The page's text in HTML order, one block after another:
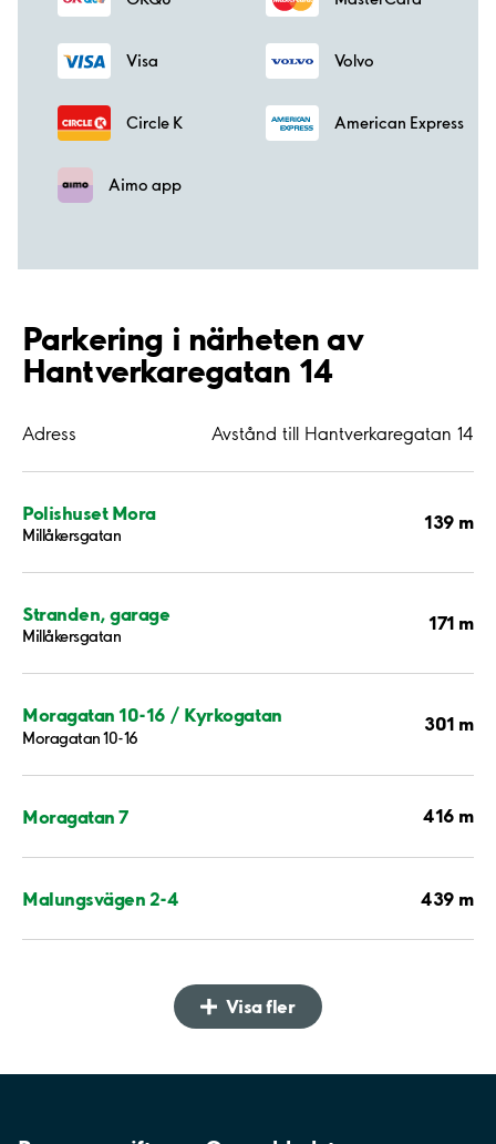
Visa Volvo
Circle K American Express
Aimo app
Parkering i närheten av
Hantverkaregatan 14
Adress Avstånd till Hantverkaregatan 14
Polishuset Mora
Millåkersgatan
139 m
Stranden, garage
Millåkersgatan
171 m
Moragatan 10-16 / Kyrkogatan
Moragatan 10-16
301 m
Moragatan 7 416 m
Malungsvägen 2-4 439 m
Visa fler